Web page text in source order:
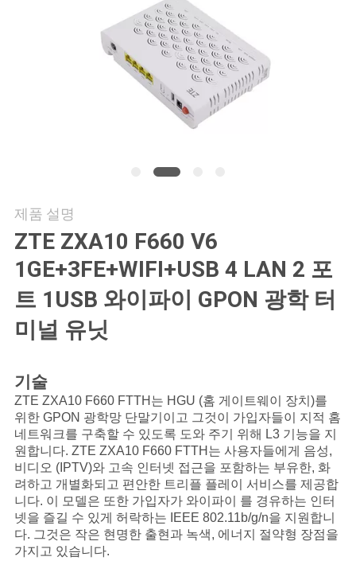
세
요
뉴
스
경
우
사
이
트
제품 설명
ZTE ZXA10 F660 V6
1GE+3FE+WIFI+USB 4 LAN 2 포
트 1USB 와이파이 GPON 광학 터
미널 유닛
기술
ZTE ZXA10 F660 FTTH는 HGU (홈 게이트웨이 장치)를
위한 GPON 광학망 단말기이고 그것이 가입자들이 지적 홈
네트워크를 구축할 수 있도록 도와 주기 위해 L3 기능을 지
원합니다. ZTE ZXA10 F660 FTTH는 사용자들에게 음성,
비디오 (IPTV)와 고속 인터넷 접근을 포함하는 부유한, 화
려하고 개별화되고 편안한 트리플 플레이 서비스를 제공합
니다. 이 모델은 또한 가입자가 와이파이 를 경유하는 인터
넷을 즐길 수 있게 허락하는 IEEE 802.11b/g/n을 지원합니
다. 그것은 작은 현명한 출현과 녹색, 에너지 절약형 장점을
가지고 있습니다.